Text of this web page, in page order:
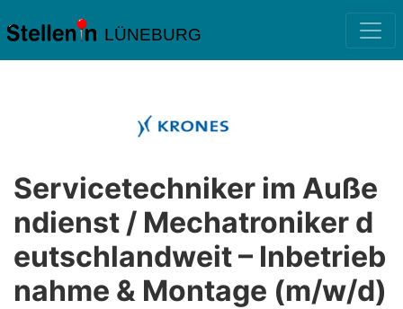
LÜNEBURG
Servicetechniker im Auße
ndienst / Mechatroniker d
eutschlandweit – Inbetrieb
nahme & Montage (m/w/d)